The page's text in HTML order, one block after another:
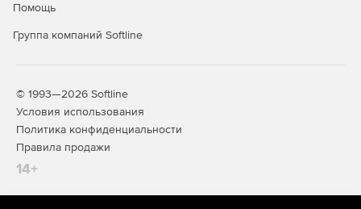
Помощь
Группа компаний Softline
© 1993—2026 Softline
Условия использования
Политика конфиденциальности
Правила продажи
14+